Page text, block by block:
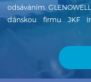
odsáváním.
dánskou firmu JKF
ventilátory,
vzduchotechniky.
tradici a od svého
exportuje na